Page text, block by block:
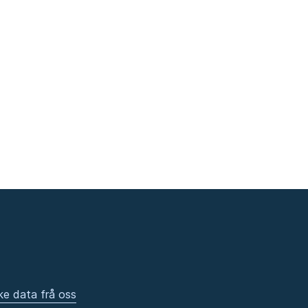
data frå oss